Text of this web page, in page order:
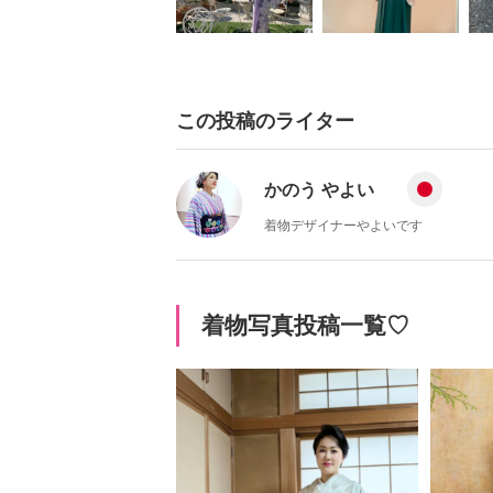
この投稿のライター
かのう やよい
着物デザイナーやよいです
着物写真投稿一覧♡